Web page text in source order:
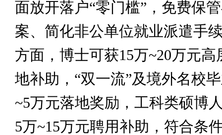
面放开落户“零门槛”，免费保
案、简化非公单位就业派遣手
方面，博士可获15万~20万元高
地补助，“双一流”及境外名校
~5万元落地奖励，工科类硕博
5万~15万元聘用补助，符合条